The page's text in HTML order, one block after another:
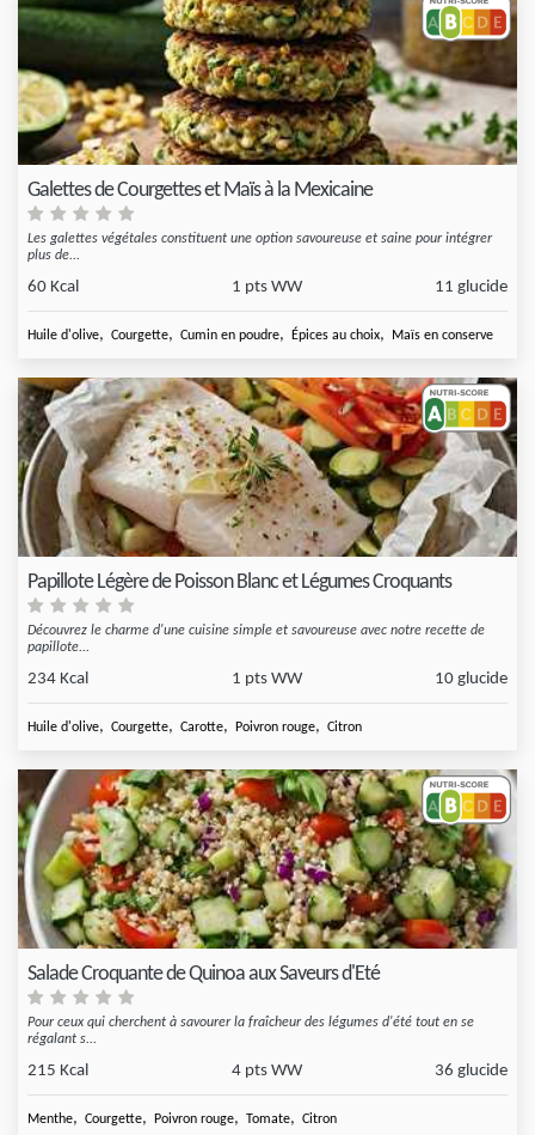
Galettes de Courgettes et Maïs à la Mexicaine
Les galettes végétales constituent une option savoureuse et saine pour intégrer
plus de...
60 Kcal 1 pts WW 11 glucide
Huile d'olive, Courgette, Cumin en poudre, Épices au choix, Maïs en conserve
Papillote Légère de Poisson Blanc et Légumes Croquants
Découvrez le charme d'une cuisine simple et savoureuse avec notre recette de
papillote...
234 Kcal 1 pts WW 10 glucide
Huile d'olive, Courgette, Carotte, Poivron rouge, Citron
Salade Croquante de Quinoa aux Saveurs d'Eté
Pour ceux qui cherchent à savourer la fraîcheur des légumes d'été tout en se
régalant s...
215 Kcal 4 pts WW 36 glucide
Menthe, Courgette, Poivron rouge, Tomate, Citron